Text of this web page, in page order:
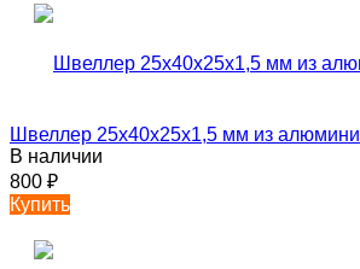
Швеллер 25х40х25х1,5 мм из
В наличии
800 ₽
Купить